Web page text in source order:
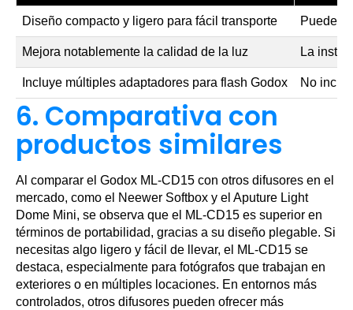
Diseño compacto y ligero para fácil transporte Puede
Mejora notablemente la calidad de la luz La
Incluye múltiples adaptadores para flash Godox No
6. Comparativa con
productos similares
Al comparar el Godox ML-CD15 con otros difusores en el
mercado, como el Neewer Softbox y el Aputure Light
Dome Mini, se observa que el ML-CD15 es superior en
términos de portabilidad, gracias a su diseño plegable. Si
necesitas algo ligero y fácil de llevar, el ML-CD15 se
destaca, especialmente para fotógrafos que trabajan en
exteriores o en múltiples locaciones. En entornos más
controlados, otros difusores pueden ofrecer más